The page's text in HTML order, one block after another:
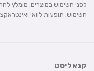
לפני השימוש במוצרים. מומלץ
השימוש, תופעות לוואי
קנאליסט